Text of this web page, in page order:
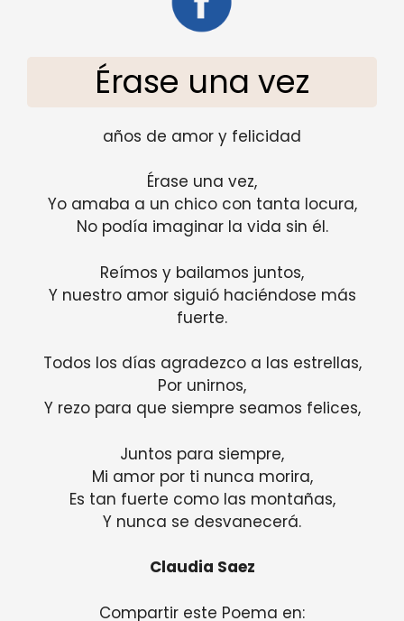
Érase una vez
años de amor y felicidad
Érase una vez,
Yo amaba a un chico con tanta locura,
No podía imaginar la vida sin él.
Reímos y bailamos juntos,
Y nuestro amor siguió haciéndose más
fuerte.
Todos los días agradezco a las estrellas,
Por unirnos,
Y rezo para que siempre seamos felices,
Juntos para siempre,
Mi amor por ti nunca morira,
Es tan fuerte como las montañas,
Y nunca se desvanecerá.
Claudia Saez
Compartir este Poema en: